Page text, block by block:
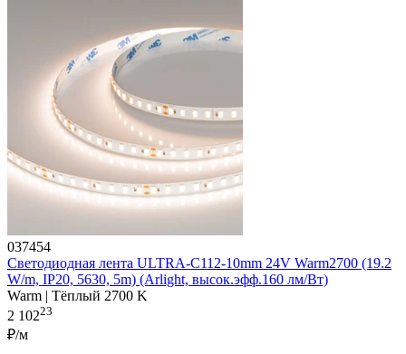
037454
Светодиодная лента ULTRA-C112-10mm 24V Warm2700 (19.2
W/m, IP20, 5630, 5m) (Arlight, высок.эфф.160 лм/Вт)
Warm | Тёплый 2700 K
2 10223
₽/м